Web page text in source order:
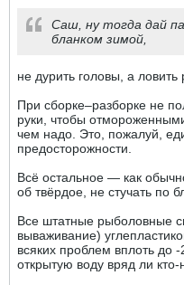
Саш, ну тогда дай
бланком зимой,
не дурить головы, а ловить
При сборке–разборке не
руки, чтобы
чем надо. Это, пожалуй,
предосторожности.
Всё остальное — как
об твёрдое, не стучать по
Все штатные рыболовные
вываживание)
всяких проблем вплоть до
открытую воду вряд ли кто-